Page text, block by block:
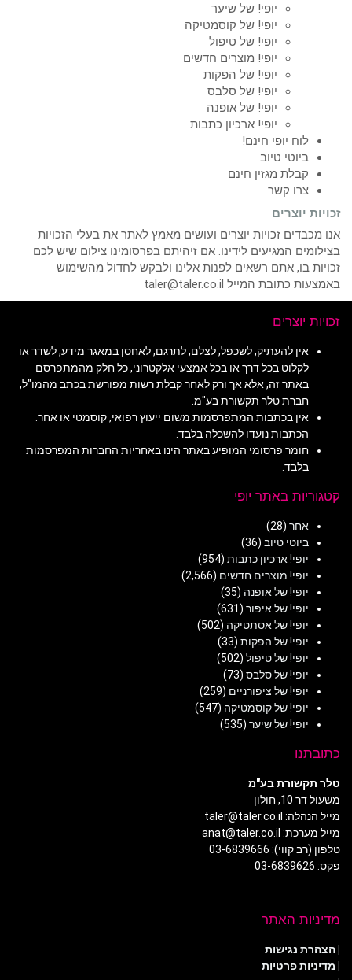
יופי! של שיער
יופי! של קוסמטיקה
יופי! של טיפול
יופי! מוצרים חדשים
יופי! של הפקות
יופי! של סלבס
יופי! של אופנה
יופי! ארכיון כתבות
לוח יופי חינם!
ביוטי טיוב
קבלת מגזין חינם
צרו קשר
זכויות יוצרים
אנו מכבדים זכויות יוצרים ועושים מאמץ לאתר את בעלי הזכויות
בצילומים המגיעים לידינו. אם זיהיתם בפרסומינו צילום שיש לכם
זכויות בו, אתם רשאים לפנות אלינו ולבקש לחדול מהשימוש
באמצעות כתובת המייל taler@taler.co.il
זכויות יוצרים
אין להעתיק, לשכפל, לצלם, לתרגם, לאחסן במאגר מידע, לשדר או
לקלוט בכל דרך או בכל אמצעי אלקטרוני, כל חלק מהמתפרסם
באתר זה, אלא אך ורק לאחר קבלת רשות מפורשת בכתב מהמו"ל,
חברת טלר תקשורת בע"מ.
אין בכתבות המתפרסמות משום ייעוץ רפואי, קוסמטי או אחר.
הכתבות נועדו להשכלה בלבד.
חומר פרסומי המופיע באתר הינו באחריות החברות המפרסמות
בלבד.
קטגוריות באתר יופי
אחר (28)
ביוטי טיוב (36)
יופי! ארכיון כתבות (954)
יופי! מוצרים חדשים (2,566)
יופי! של אופנה (35)
יופי! של איפור (631)
יופי! של אסתטיקה (502)
יופי! של הפקות (33)
יופי! של טיפול (502)
יופי! של סלבס (73)
יופי! של ציפורניים (259)
יופי! של קוסמטיקה (547)
יופי! של שיער (535)
כתובתנו
טלר תקשורת בע"מ
משעול דר 10, חולון
מייל הנהלה: taler@taler.co.il
מייל מערכת: anat@taler.co.il
טלפון (רב קווי): 03-6839666
פקס: 03-6839626
מדיניות האתר
|הצהרת נגישות
| מדיניות פרטיות